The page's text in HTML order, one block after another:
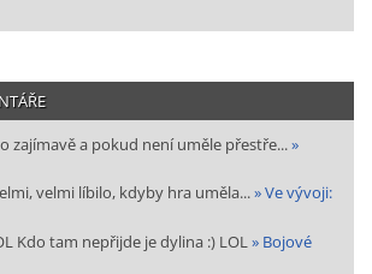
zajímavě a pokud není uměle přestře...»
velmi líbilo, kdyby hra uměla...» Ve vývoji:
Kdo tam nepřijde je dylina :) LOL» Bojové